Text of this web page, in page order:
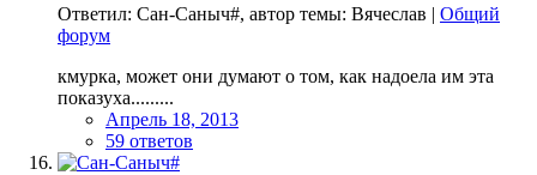
Ответил: Сан-Саныч#, автор темы: Вячеслав | Общий
форум
кмурка, может они думают о том, как надоела им эта
показуха.........
Апрель 18, 2013
59 ответов